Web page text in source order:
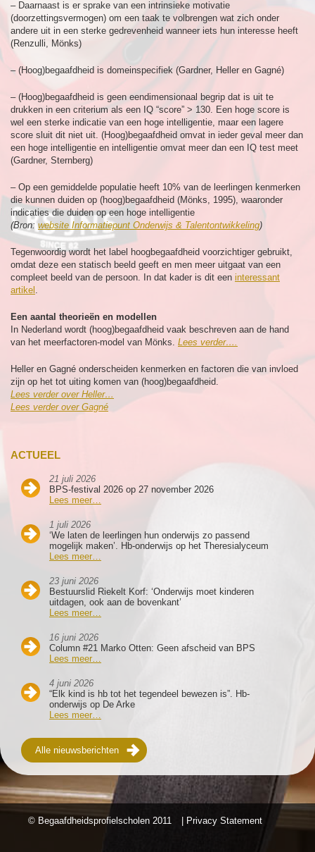
ACTUEEL
21 juli 2026
BPS-festival 2026 op 27 november 2026
Lees meer…
1 juli 2026
‘We laten de leerlingen hun onderwijs zo passend
mogelijk maken’. Hb-onderwijs op het Theresialyceum
Lees meer…
23 juni 2026
Bestuurslid Riekelt Korf: ‘Onderwijs moet kinderen
uitdagen, ook aan de bovenkant’
Lees meer…
16 juni 2026
Column #21 Marko Otten: Geen afscheid van BPS
Lees meer…
4 juni 2026
“Elk kind is hb tot het tegendeel bewezen is”. Hb-
onderwijs op De Arke
Lees meer…
Alle nieuwsberichten
– Daarnaast is er sprake van een intrinsieke motivatie
(doorzettingsvermogen) om een taak te volbrengen wat zich onder
andere uit in een sterke gedrevenheid wanneer iets hun interesse heeft
(Renzulli, Mönks)
– (Hoog)begaafdheid is domeinspecifiek (Gardner, Heller en Gagné)
– (Hoog)begaafdheid is geen eendimensionaal begrip dat is uit te
drukken in een criterium als een IQ “score” > 130. Een hoge score is
wel een sterke indicatie van een hoge intelligentie, maar een lagere
score sluit dit niet uit. (Hoog)begaafdheid omvat in ieder geval meer dan
een hoge intelligentie en intelligentie omvat meer dan een IQ test meet
(Gardner, Sternberg)
– Op een gemiddelde populatie heeft 10% van de leerlingen kenmerken
die kunnen duiden op (hoog)begaafdheid (Mönks, 1995), waaronder
indicaties die duiden op een hoge intelligentie
(Bron:website Informatiepunt Onderwijs & Talentontwikkeling)
Tegenwoordig wordt het label hoogbegaafdheid voorzichtiger gebruikt,
omdat deze een statisch beeld geeft en men meer uitgaat van een
compleet beeld van de persoon. In dat kader is dit een interessant
artikel .
Een aantal theorieën en modellen
In Nederland wordt (hoog)begaafdheid vaak beschreven aan de hand
van het meerfactoren-model van Mönks. Lees verder….
Heller en Gagné onderscheiden kenmerken en factoren die van invloed
zijn op het tot uiting komen van (hoog)begaafdheid.
Lees verder over Heller…
Lees verder over Gagné
© Begaafdheidsprofielscholen 2011 | Privacy Statement